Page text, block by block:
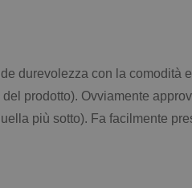
durevolezza con la comodità
prodotto). Ovviamente
più sotto). Fa facilmente